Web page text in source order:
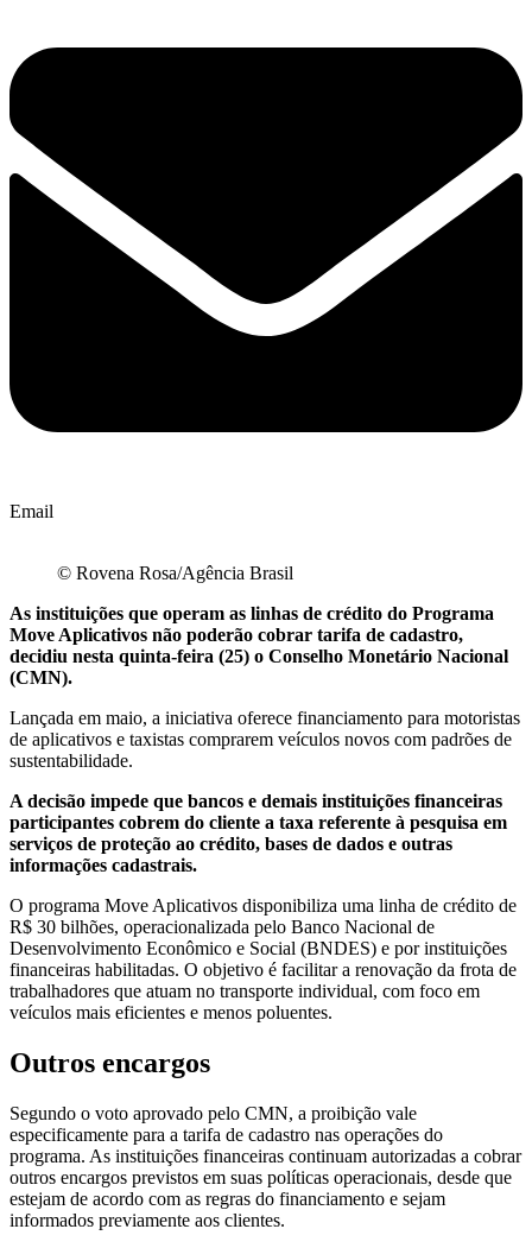
Email
© Rovena Rosa/Agência Brasil
As instituições que operam as linhas de crédito do Programa
Move Aplicativos não poderão cobrar tarifa de cadastro,
decidiu nesta quinta-feira (25) o Conselho Monetário Nacional
(CMN).
Lançada em maio, a iniciativa oferece financiamento para motoristas
de aplicativos e taxistas comprarem veículos novos com padrões de
sustentabilidade.
A decisão impede que bancos e demais instituições financeiras
participantes cobrem do cliente a taxa referente à pesquisa em
serviços de proteção ao crédito, bases de dados e outras
informações cadastrais.
O programa Move Aplicativos disponibiliza uma linha de crédito de
R$ 30 bilhões, operacionalizada pelo Banco Nacional de
Desenvolvimento Econômico e Social (BNDES) e por instituições
financeiras habilitadas. O objetivo é facilitar a renovação da frota de
trabalhadores que atuam no transporte individual, com foco em
veículos mais eficientes e menos poluentes.
Outros encargos
Segundo o voto aprovado pelo CMN, a proibição vale
especificamente para a tarifa de cadastro nas operações do
programa. As instituições financeiras continuam autorizadas a cobrar
outros encargos previstos em suas políticas operacionais, desde que
estejam de acordo com as regras do financiamento e sejam
informados previamente aos clientes.